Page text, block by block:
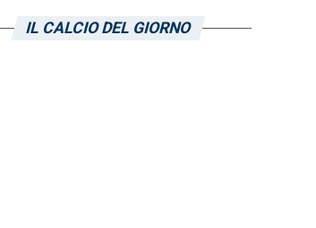
IL CALCIO DEL GIORNO